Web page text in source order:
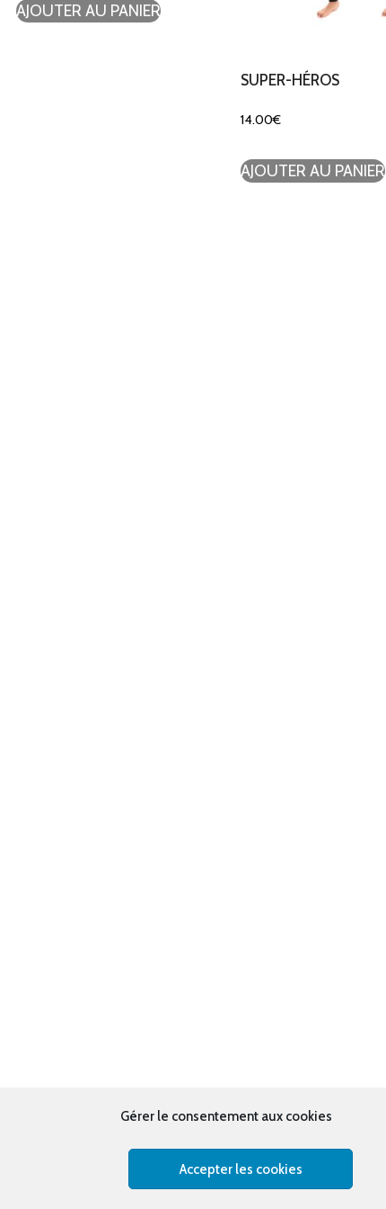
Gérer le consentement aux cookies
Accepter les cookies
AJOUTER AU PANIER
SUPER-HÉROS
14.00€
AJOUTER AU PANIER